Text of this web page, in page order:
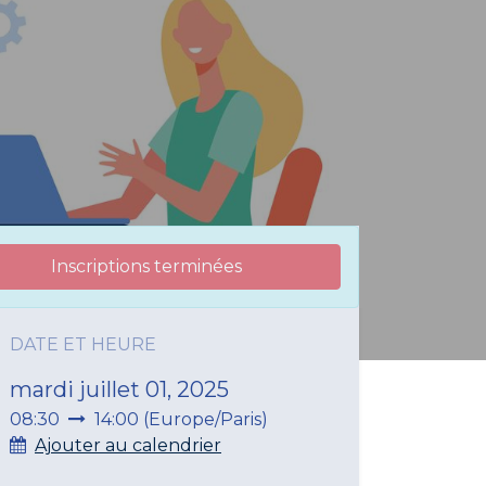
Inscriptions terminées
DATE ET HEURE
mardi juillet 01, 2025
08:30 14:00 (Europe/Paris)
Ajouter au calendrier